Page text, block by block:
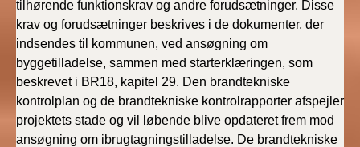
tilhørende funktionskrav og andre forudsætninger. Disse
krav og forudsætninger beskrives i de dokumenter, der
indsendes til kommunen, ved ansøgning om
byggetilladelse, sammen med starterklæringen, som
beskrevet i BR18, kapitel 29. Den brandtekniske
kontrolplan og de brandtekniske kontrolrapporter afspejler
projektets stade og vil løbende blive opdateret frem mod
ansøgning om ibrugtagningstilladelse. De brandtekniske